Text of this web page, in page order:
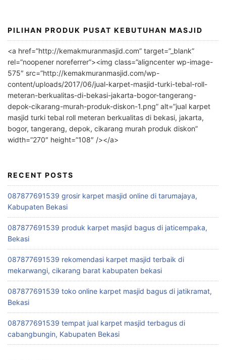
PILIHAN PRODUK PUSAT KEBUTUHAN MASJID
<a href=”http://kemakmuranmasjid.com” target=”_blank”
rel=”noopener noreferrer”><img class=”aligncenter wp-image-
575″ src=”http://kemakmuranmasjid.com/wp-
content/uploads/2017/06/jual-karpet-masjid-turki-tebal-roll-
meteran-berkualitas-di-bekasi-jakarta-bogor-tangerang-
depok-cikarang-murah-produk-diskon-1.png” alt=”jual karpet
masjid turki tebal roll meteran berkualitas di bekasi, jakarta,
bogor, tangerang, depok, cikarang murah produk diskon”
width=”270″ height=”108″ /></a>
RECENT POSTS
087877691539 grosir karpet masjid online di tarumajaya,
Kabupaten Bekasi
087877691539 produk karpet masjid bagus di jaticempaka,
Bekasi
087877691539 rekomendasi karpet masjid terbaik di
mekarwangi, cikarang barat kabupaten bekasi
087877691539 toko online karpet masjid bagus di jatikramat,
Bekasi
087877691539 tempat jual karpet masjid terbagus di
cabangbungin, Kabupaten Bekasi